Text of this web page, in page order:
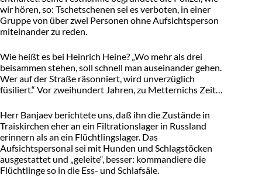
wir hören, so: Tschetschenen sei es verboten, in einer
Gruppe von über zwei Personen ohne Aufsichtsperson
miteinander zu reden.
Wie heißt es bei Heinrich Heine? „Wo mehr als drei
beisammen stehen, soll schnell man auseinander gehen.
Wer auf der Straße räsonniert, wird unverzüglich
füsiliert.“ Vor zweihundert Jahren, zu Metternichs Zeit…
Herr Banjaev berichtete uns, daß ihn die Zustände in
Traiskirchen eher an ein Filtrationslager in Russland
erinnern als an ein Flüchtlingslager. Das
Aufsichtspersonal sei mit Hunden und Schlagstöcken
ausgestattet und „geleite“, besser: kommandiere die
Flüchtlinge so in die Ess- und Schlafsäle.